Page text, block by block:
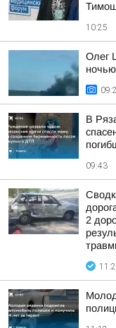
10:25
Олег
В
09:43
2